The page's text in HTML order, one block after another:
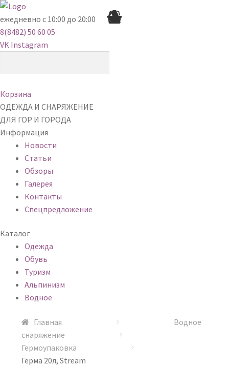
ежедневно с 10:00 до 20:00
8(8482) 50 60 05
VK Instagram
Корзина
ОДЕЖДА И СНАРЯЖЕНИЕ
ДЛЯ ГОР И ГОРОДА
Информация
Новости
Статьи
Обзоры
Галерея
Контакты
Спецпредложение
Каталог
Одежда
Обувь
Туризм
Альпинизм
Водное
Главная
Водное
снаряжение
Гермоупаковка
Герма 20л, Stream